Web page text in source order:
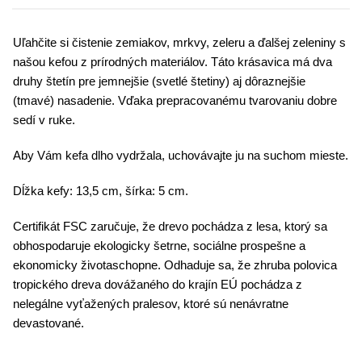
Uľahčite si čistenie zemiakov, mrkvy, zeleru a ďalšej zeleniny s
našou kefou z prírodných materiálov. Táto krásavica má dva
druhy štetín pre jemnejšie (svetlé štetiny) aj dôraznejšie
(tmavé) nasadenie. Vďaka prepracovanému tvarovaniu dobre
sedí v ruke.
Aby Vám kefa dlho vydržala, uchovávajte ju na suchom mieste.
Dĺžka kefy: 13,5 cm, šírka: 5 cm.
Certifikát FSC zaručuje, že drevo pochádza z lesa, ktorý sa
obhospodaruje ekologicky šetrne, sociálne prospešne a
ekonomicky životaschopne. Odhaduje sa, že zhruba polovica
tropického dreva dovážaného do krajín EÚ pochádza z
nelegálne vyťažených pralesov, ktoré sú nenávratne
devastované.